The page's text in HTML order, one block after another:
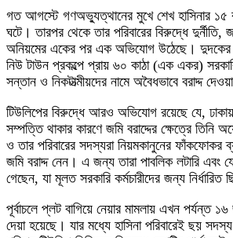
গত আগস্টে গণঅভ্যুত্থানের মুখে শেখ হাসিনার ১৫
ঘটে। তারপর থেকে তার পরিবারের বিরুদ্ধে দুর্নীতি,
অনিয়মের একের পর এক অভিযোগ উঠেছে। দুদকের
নিউ টাউন প্রকল্পে প্রায় ৬০ কাঠা (এক একর)
সন্তান ও নিকটাত্মীয়দের নামে অবৈধভাবে বরাদ্দ
টিউলিপের বিরুদ্ধে আরও অভিযোগ রয়েছে যে,
সম্পত্তি থাকার কারণে জমি বরাদ্দের ক্ষেত্রে তিনি
ও তার পরিবারের সদস্যরা নিয়মকানুনের ফাঁকফোকর
জমি বরাদ্দ নেন। এ জন্য তারা পাবলিক লটারি এবং
গেছেন, যা মূলত সরকারি কর্মচারীদের জন্য নির্ধারিত
পূর্বাচলে প্লট বাগিয়ে নেয়ার মামলায় এখন পর্যন্ত ১৬
দেয়া হয়েছে। যার মধ্যে হাসিনা পরিবারেই ছয়